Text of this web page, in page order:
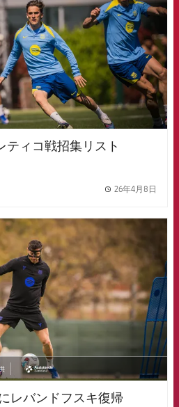
ティコ戦招集リスト
26年4月8日
FCB Barcelona badge
asistencia
レバンドフスキ復帰